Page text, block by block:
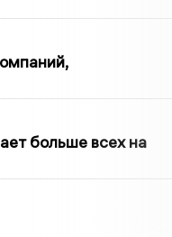
больше всех на